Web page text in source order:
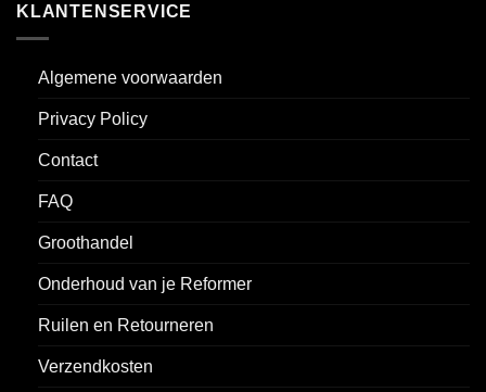
KLANTENSERVICE
Algemene voorwaarden
Privacy Policy
Contact
FAQ
Groothandel
Onderhoud van je Reformer
Ruilen en Retourneren
Verzendkosten